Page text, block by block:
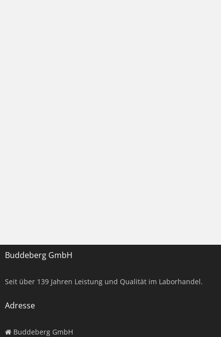
Buddeberg GmbH
Seit über 139 Jahren Leistung und Qualität im Laborhandel.
Adresse
Buddeberg GmbH